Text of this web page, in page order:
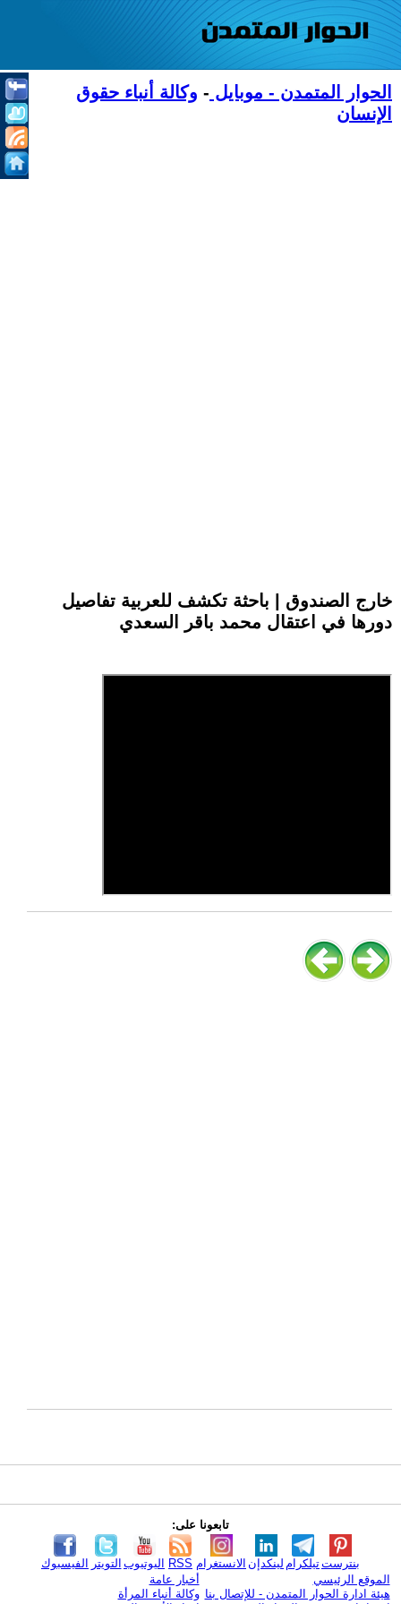
الحوار المتمدن - موبايل - وكالة أنباء حقوق
الإنسان
خارج الصندوق | باحثة تكشف للعربية تفاصيل
دورها في اعتقال محمد باقر السعدي
تابعونا على:
الفيسبوك التويتر اليوتيوب RSS الانستغرام لينكدإن تيلكرامبنترست
الموقع الرئيسي
هيئة ادارة الحوار المتمدن - للإتصال بنا
أخبار عامة
وكالة أنباء المرأة